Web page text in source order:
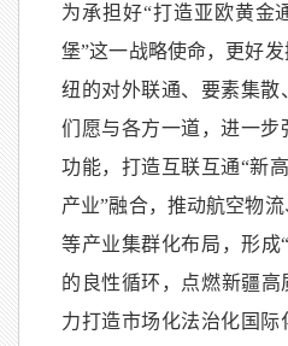
为承担好“打造亚欧黄金
堡”这一战略使命，更好
纽的对外联通、要素集散
们愿与各方一道，进一步
功能，打造互联互通“新
产业”融合，推动航空物
等产业集群化布局，形成
的良性循环，点燃新疆高
力打造市场化法治化国际